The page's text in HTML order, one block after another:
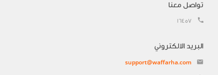
تواصل معنا
16457
البريد الالكتروني
support@waffarha.com